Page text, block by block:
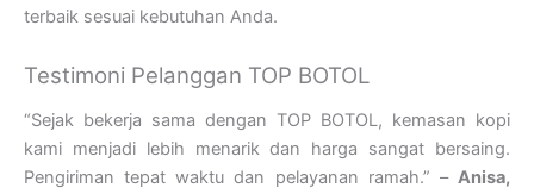
terbaik sesuai kebutuhan Anda.
Testimoni Pelanggan TOP BOTOL
“Sejak bekerja sama dengan TOP BOTOL, kemasan kopi
kami menjadi lebih menarik dan harga sangat bersaing.
Pengiriman tepat waktu dan pelayanan ramah.” – Anisa,